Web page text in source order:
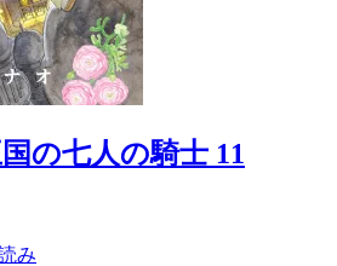
の七人の騎士 11
み